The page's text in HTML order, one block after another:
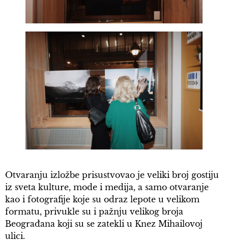
Otvaranju izložbe prisustvovao je veliki broj gostiju
iz sveta kulture, mode i medija, a samo otvaranje
kao i fotografije koje su odraz lepote u velikom
formatu, privukle su i pažnju velikog broja
Beograđana koji su se zatekli u Knez Mihailovoj
ulici.